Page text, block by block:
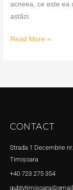
acneea, ce este ea
astăzi.
Read More »
CONTACT
Strada 1 Decembrie
Timișoara
+40 723 275 354